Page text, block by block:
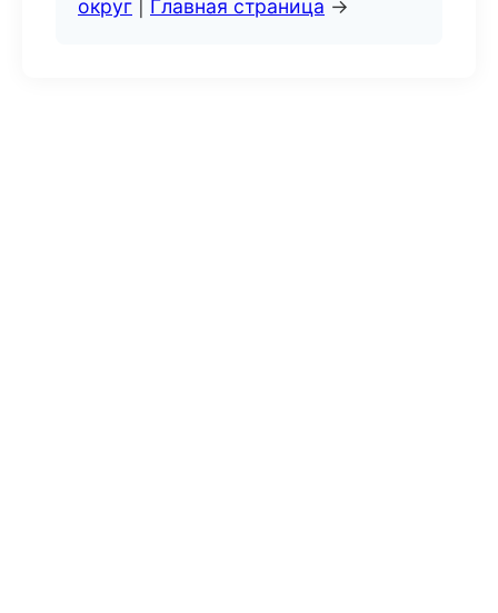
округ
Главная страница →